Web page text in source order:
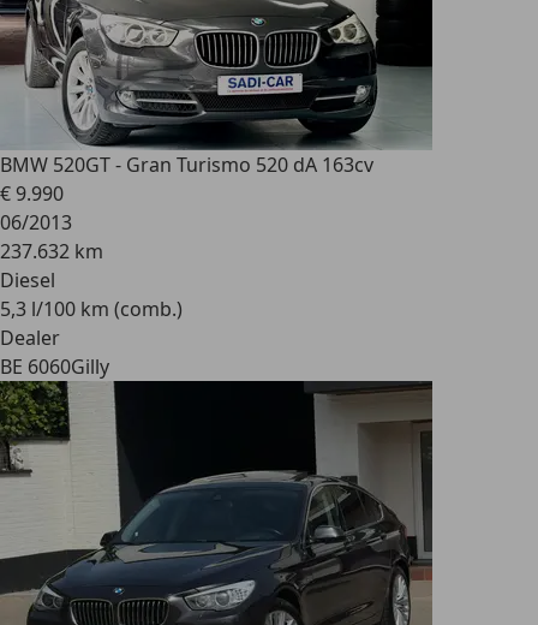
BMW 520GT - Gran Turismo 520 dA 163cv
€ 9.990
06/2013
237.632 km
Diesel
5,3 l/100 km (comb.)
Dealer
BE 6060Gilly